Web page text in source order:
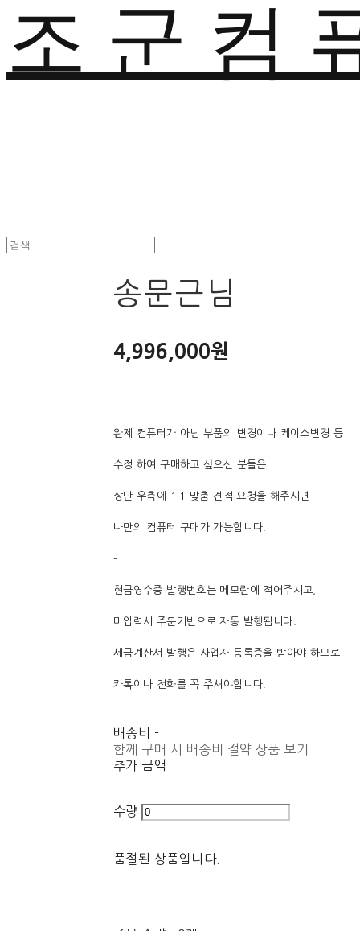
조 군 컴
송문근님
4,996,000원
-
완제 컴퓨터가 아닌 부품의 변경이나 케이스변경 등
수정 하여 구매하고 싶으신 분들은
상단 우측에 1:1 맞춤 견적 요청을 해주시면
나만의 컴퓨터 구매가 가능합니다.
-
현금영수증 발행번호는 메모란에 적어주시고,
미입력시 주문기반으로 자동 발행됩니다.
세금계산서 발행은 사업자 등록증을 받아야 하므로
카톡이나 전화를 꼭 주셔야합니다.
배송비 -
함께 구매 시 배송비 절약 상품 보기
추가 금액
수량
품절된 상품입니다.